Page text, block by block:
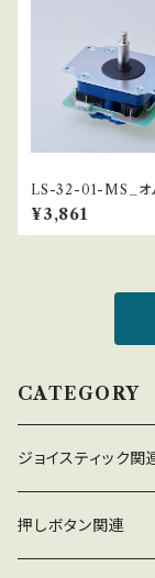
LS-32-01-MS_オ
¥3,861
CATEGORY
ジョイスティック関
ジョイスティック本体
押しボタン関連